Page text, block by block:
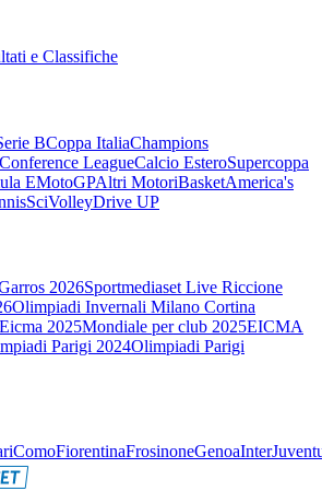
e Classifiche
BCoppa ItaliaChampions
Conference LeagueCalcio EsteroSupercoppa
EMotoGPAltri MotoriBasketAmerica's
SciVolleyDrive UP
2026Sportmediaset Live Riccione
Olimpiadi Invernali Milano Cortina
Eicma 2025Mondiale per club 2025EICMA
Parigi 2024Olimpiadi Parigi
ComoFiorentinaFrosinoneGenoaInter